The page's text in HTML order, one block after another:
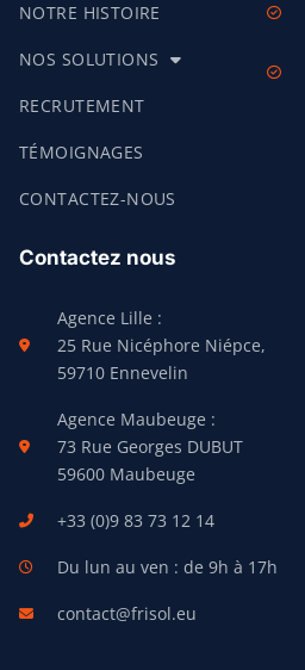
NOTRE HISTOIRE
NOS SOLUTIONS
RECRUTEMENT
TÉMOIGNAGES
CONTACTEZ-NOUS
Contactez nous
Agence Lille :
25 Rue Nicéphore Niépce,
59710 Ennevelin
Agence Maubeuge :
73 Rue Georges DUBUT
59600 Maubeuge
+33 (0)9 83 73 12 14
Du lun au ven : de 9h à 17h
contact@frisol.eu